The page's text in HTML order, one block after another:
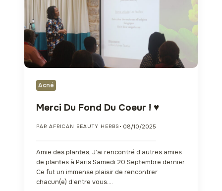
Acné
Merci Du Fond Du Coeur ! ♥️
PAR AFRICAN BEAUTY HERBS • 08/10/2025
Amie des plantes, J’ai rencontré d’autres amies
de plantes à Paris Samedi 20 Septembre dernier.
Ce fut un immense plaisir de rencontrer
chacun(e) d’entre vous….